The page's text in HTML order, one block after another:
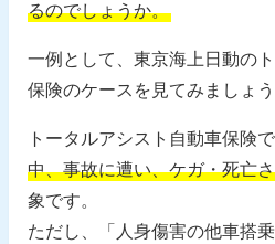
るのでしょうか。
一例として、東京海上日動の
保険のケースを見てみましょう
トータルアシスト自動車保険
中、事故に遭い、ケガ・死亡
象です。
ただし、「人身傷害の他車搭